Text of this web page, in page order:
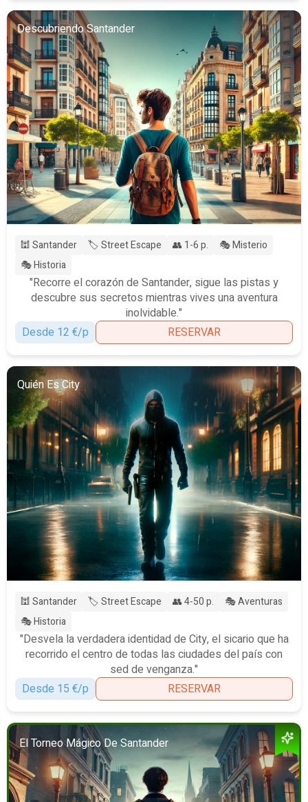
Descubriendo Santander
🕍 Santander 🏷️ Street Escape 👥 1-6 p.
🎭 Misterio
🎭 Historia
"Recorre el corazón de Santander, sigue las pistas y
descubre sus secretos mientras vives una aventura
inolvidable."
Desde 12 €/p
RESERVAR
Quién Es City
🕍 Santander 🏷️ Street Escape 👥 4-50 p.
🎭 Aventuras
🎭 Historia
"Desvela la verdadera identidad de City, el sicario que ha
recorrido el centro de todas las ciudades del país con
sed de venganza."
Desde 15 €/p
RESERVAR
El Torneo Mágico De Santander